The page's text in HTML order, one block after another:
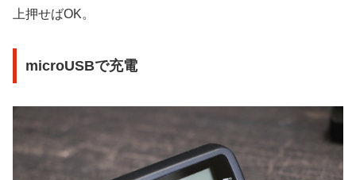
上押せばOK。
microUSBで充電